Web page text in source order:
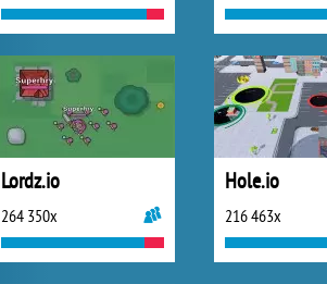
Lordz.io
264 350x
Hole.io
216 463x